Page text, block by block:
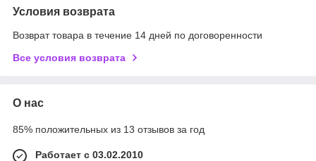
Условия возврата
Возврат товара в течение 14 дней по договоренности
Все условия возврата
О нас
85% положительных из 13 отзывов за год
Работает с 03.02.2010